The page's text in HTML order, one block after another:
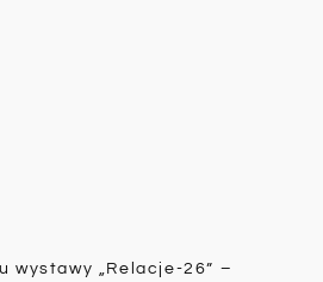
wystawy „Relacje-26” –